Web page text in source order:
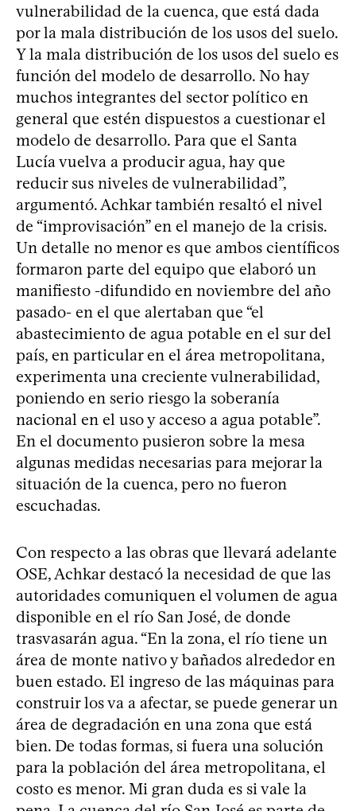
vulnerabilidad de la cuenca, que está dada
por la mala distribución de los usos del suelo.
Y la mala distribución de los usos del suelo es
función del modelo de desarrollo. No hay
muchos integrantes del sector político en
general que estén dispuestos a cuestionar el
modelo de desarrollo. Para que el Santa
Lucía vuelva a producir agua, hay que
reducir sus niveles de vulnerabilidad”,
argumentó. Achkar también resaltó el nivel
de “improvisación” en el manejo de la crisis.
Un detalle no menor es que ambos científicos
formaron parte del equipo que elaboró un
manifiesto -difundido en noviembre del año
pasado- en el que alertaban que “el
abastecimiento de agua potable en el sur del
país, en particular en el área metropolitana,
experimenta una creciente vulnerabilidad,
poniendo en serio riesgo la soberanía
nacional en el uso y acceso a agua potable”.
En el documento pusieron sobre la mesa
algunas medidas necesarias para mejorar la
situación de la cuenca, pero no fueron
escuchadas.
Con respecto a las obras que llevará adelante
OSE, Achkar destacó la necesidad de que las
autoridades comuniquen el volumen de agua
disponible en el río San José, de donde
trasvasarán agua. “En la zona, el río tiene un
área de monte nativo y bañados alrededor en
buen estado. El ingreso de las máquinas para
construir los va a afectar, se puede generar un
área de degradación en una zona que está
bien. De todas formas, si fuera una solución
para la población del área metropolitana, el
costo es menor. Mi gran duda es si vale la